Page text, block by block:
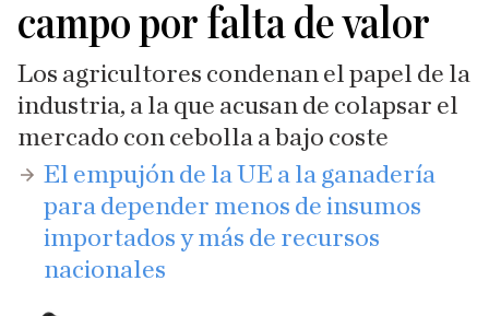
campo por falta de valor
Los agricultores condenan el papel de la
industria, a la que acusan de colapsar el
mercado con cebolla a bajo coste
El empujón de la UE a la ganadería
para depender menos de insumos
importados y más de recursos
nacionales